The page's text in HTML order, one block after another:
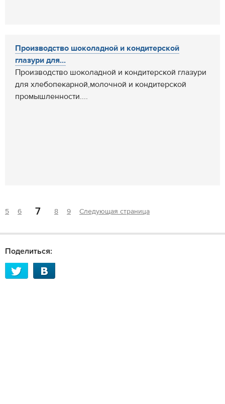
Производство шоколадной и кондитерской
глазури для...
Производство шоколадной и кондитерской глазури
для хлебопекарной,молочной и кондитерской
промышленности....
5 6 7 8 9 Следующая страница
Поделиться: